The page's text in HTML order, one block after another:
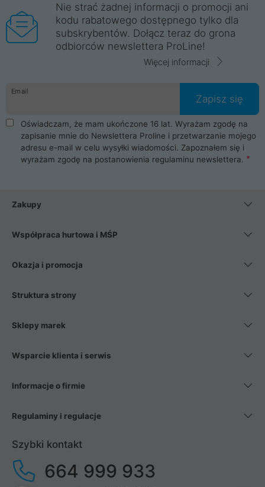
Nie strać żadnej informacji o promocji ani
kodu rabatowego dostępnego tylko dla
subskrybentów. Dołącz teraz do grona
odbiorców newslettera ProLine!
Więcej informacji
Email
Zapisz się
Oświadczam, że mam ukończone 16 lat. Wyrażam zgodę na
zapisanie mnie do Newslettera Proline i przetwarzanie mojego
adresu e-mail w celu wysyłki wiadomości. Zapoznałem się i
wyrażam zgodę na postanowienia regulaminu newslettera.
Zakupy
Współpraca hurtowa i MŚP
Okazja i promocja
Struktura strony
Sklepy marek
Wsparcie klienta i serwis
Informacje o firmie
Regulaminy i regulacje
Szybki kontakt
664 999 933